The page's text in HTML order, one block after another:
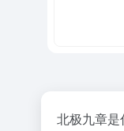
北极九章是